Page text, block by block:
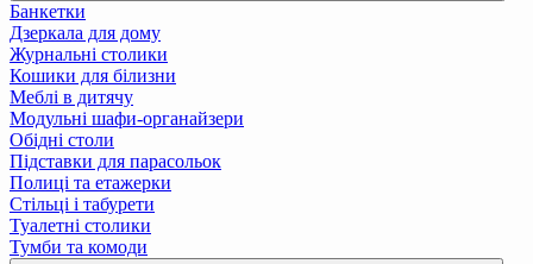
Банкетки
Дзеркала для дому
Журнальні столики
Кошики для білизни
Меблі в дитячу
Модульні шафи-органайзери
Обідні столи
Підставки для парасольок
Полиці та етажерки
Стільці і табурети
Туалетні столики
Тумби та комоди